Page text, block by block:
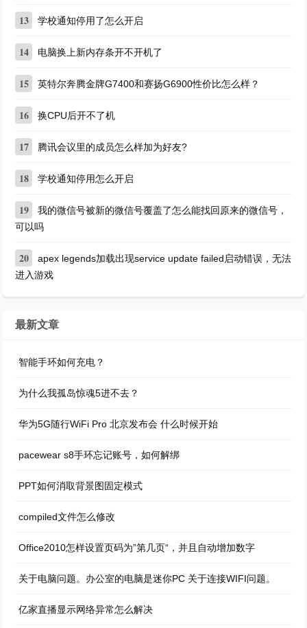
13 学校通知停用了怎么开启
14 电脑换上新内存条开不开机了
15 英特尔奔腾金牌G7400和赛扬G6900性价比怎么样？
16 换CPU后开不了机
17 腾讯会议里的成员怎么样加为好友?
18 学校通知停用怎么开启
19
我的微信号被新的微信号覆盖了怎么能找回原来的微信号，
可以吗
20
apex legends加载出现service update failed启动错误，无法
进入游戏
最新文章
智能手环如何充电？
为什么我孤岛惊魂5进不去？
华为5G随行WiFi Pro 北京发布会 什么时候开始
pacewear s8手环忘记账号，如何解绑
PPT如何消取背景图固定模式
compiled文件怎么修改
Office2010怎样设置页码为”第几页“，并且自动增加数字
关于电脑问题。办公室的电脑是迷你PC 关于连接WIFI问题。
亿家直播显示网络异常怎么解决